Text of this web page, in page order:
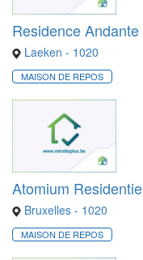
Residence Andante
Laeken - 1020
MAISON DE REPOS
Atomium Residentie
Bruxelles - 1020
MAISON DE REPOS